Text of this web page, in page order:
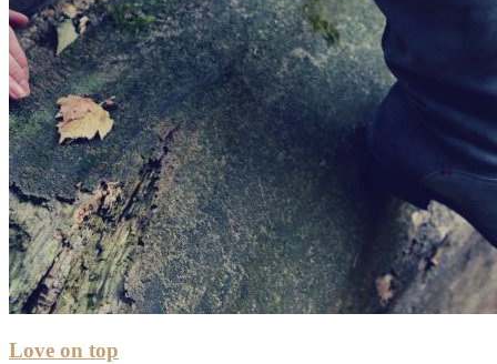
Love on top